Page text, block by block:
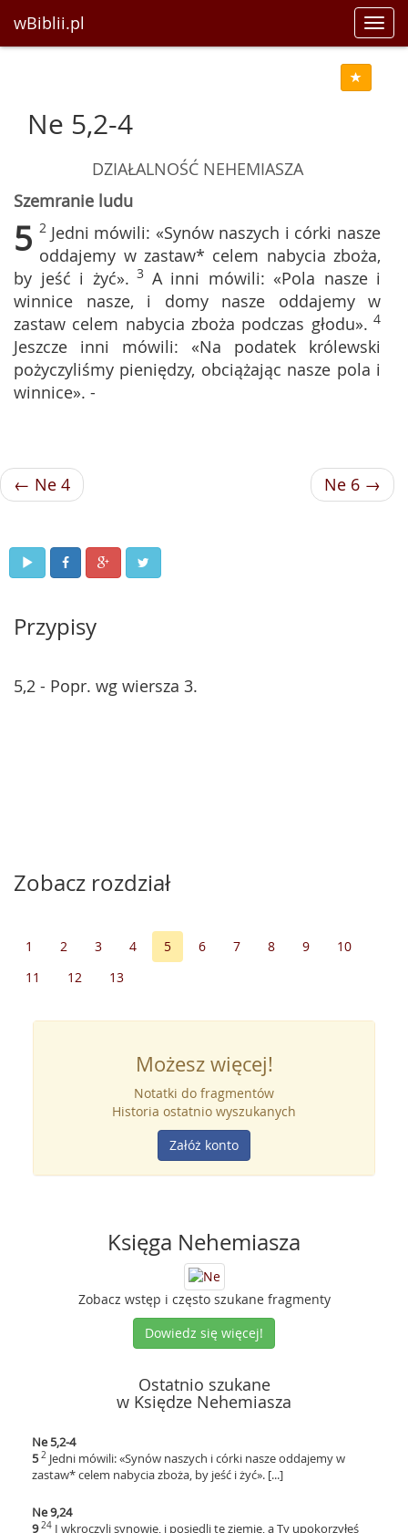
wBiblii.pl
Ne 5,2-4
DZIAŁALNOŚĆ NEHEMIASZA
Szemranie ludu
5 2 Jedni mówili: «Synów naszych i córki nasze
oddajemy w zastaw* celem nabycia zboża,
by jeść i żyć». 3 A inni mówili: «Pola nasze i
winnice nasze, i domy nasze oddajemy w
zastaw celem nabycia zboża podczas głodu». 4
Jeszcze inni mówili: «Na podatek królewski
pożyczyliśmy pieniędzy, obciążając nasze pola i
winnice». -
← Ne 4 Ne 6 →
Przypisy
5,2 - Popr. wg wiersza 3.
Zobacz rozdział
1 2 3 4 5 6 7 8 9
10
11
12 13
Możesz więcej!
Notatki do fragmentów
Historia ostatnio wyszukanych
Załóż konto
Księga Nehemiasza
Zobacz wstęp i często szukane fragmenty
Dowiedz się więcej!
Ostatnio szukane
w Księdze Nehemiasza
Ne 5,2-4
5 2 Jedni mówili: «Synów naszych i córki nasze oddajemy w
zastaw* celem nabycia zboża, by jeść i żyć». [...]
Ne 9,24
924 I wkroczyli synowie, i posiedli tę ziemię, a Ty upokorzyłeś